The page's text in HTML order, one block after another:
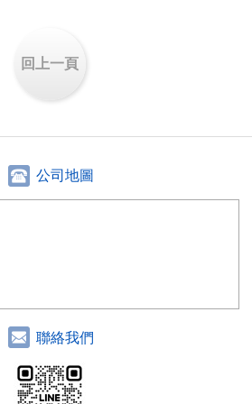
回上一頁
公司地圖
聯絡我們